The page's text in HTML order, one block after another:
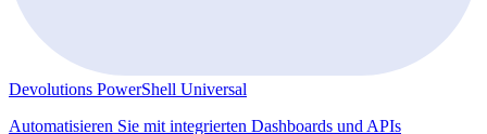
Devolutions PowerShell Universal
Automatisieren Sie mit integrierten Dashboards und APIs